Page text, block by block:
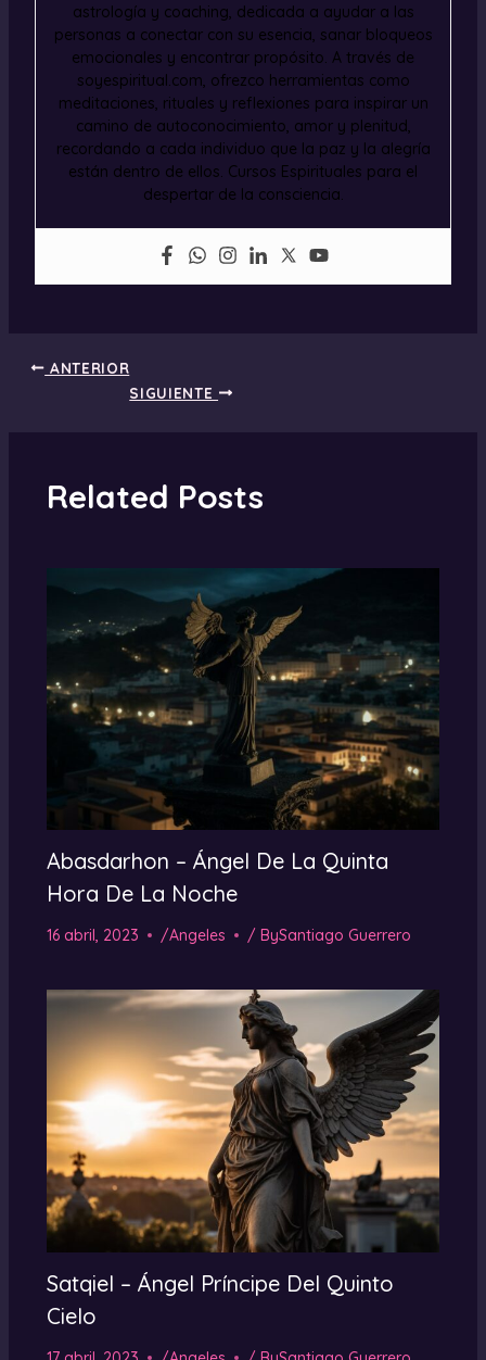
astrología y coaching, dedicada a ayudar a las
personas a conectar con su esencia, sanar bloqueos
emocionales y encontrar propósito. A través de
soyespiritual.com, ofrezco herramientas como
meditaciones, rituales y reflexiones para inspirar un
camino de autoconocimiento, amor y plenitud,
recordando a cada individuo que la paz y la alegría
están dentro de ellos. Cursos Espirituales para el
despertar de la consciencia.
ANTERIOR
SIGUIENTE
Related Posts
Abasdarhon – Ángel De La Quinta
Hora De La Noche
16 abril, 2023 /Angeles / BySantiago Guerrero
Satqiel – Ángel Príncipe Del Quinto
Cielo